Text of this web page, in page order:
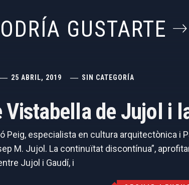
GUSTARTE
25 ABRIL, 2019 SIN CATEGORÍA
Vistabella de Jujol i
Peig, especialista en cultura arquitectònica i
M. Jujol. La continuïtat discontínua”,
Jujol i Gaudí, i